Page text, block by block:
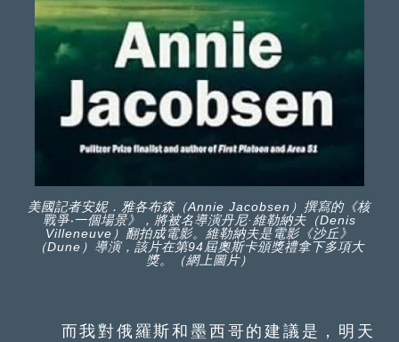
美國記者安妮．雅各布森（Annie Jacobsen）撰寫的《核
戰爭‧一個場景》，將被名導演丹尼·維勒納夫（Denis
Villeneuve）翻拍成電影。維勒納夫是電影《沙丘》
（Dune）導演，該片在第94屆奧斯卡頒獎禮拿下多項大
獎。（網上圖片）
而我對俄羅斯和墨西哥的建議是，明天